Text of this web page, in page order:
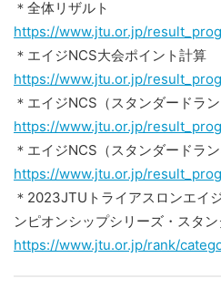
＊全体リザルト
https://www.jtu.or.jp/
＊エイジNCS大会ポイント計算
https://www.jtu.or.jp/
＊エイジNCS（スタンダードラ
https://www.jtu.or.jp/
＊エイジNCS（スタンダードラ
https://www.jtu.or.jp/
＊2023JTUトライアスロンエイ
ンピオンシップシリーズ・スタ
https://www.jtu.or.jp/rank/